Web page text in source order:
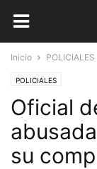
Inicio POLICIALES
POLICIALES
Oficial
su